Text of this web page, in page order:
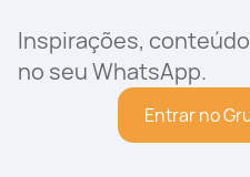
Inspirações,
no seu WhatsApp.
Entrar no